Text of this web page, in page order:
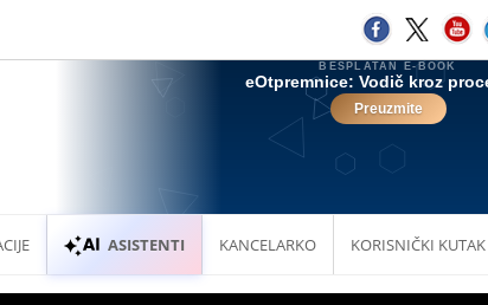
ASISTENTI KANCELARKO KORISNIČKI KUTAK